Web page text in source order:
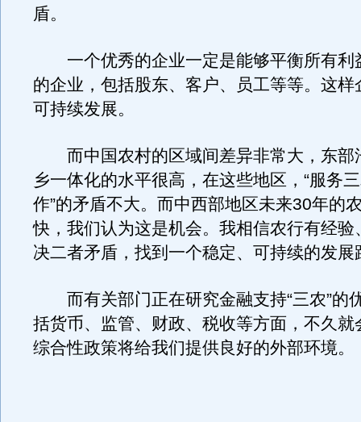
盾。
一个优秀的企业一定是能够平衡所有利
的企业，包括股东、客户、员工等等。这样
可持续发展。
而中国农村的区域间差异非常大，东部
乡一体化的水平很高，在这些地区，“服务
作”的矛盾不大。而中西部地区未来30年的
快，我们认为这是机会。我相信农行有经验
决二者矛盾，找到一个稳定、可持续的发展
而有关部门正在研究金融支持“三农”的
括货币、监管、财政、税收等方面，不久就
综合性政策将给我们提供良好的外部环境。